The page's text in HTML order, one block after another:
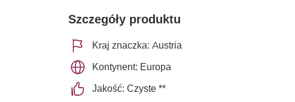
Szczegóły produktu
Kraj znaczka: Austria
Kontynent: Europa
Jakość: Czyste **